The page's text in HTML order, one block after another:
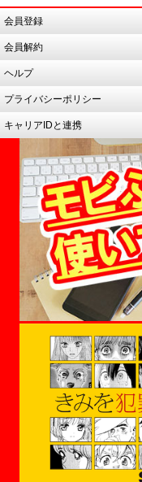
会員登録
会員解約
ヘルプ
プライバシーポリシー
キャリアIDと連携